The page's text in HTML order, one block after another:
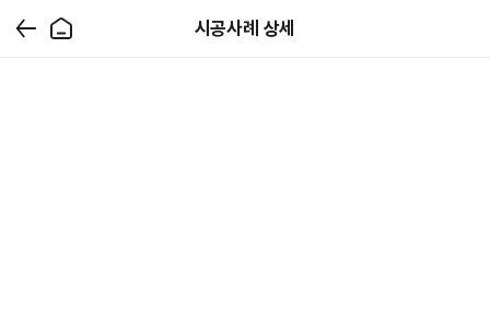
시공사례 상세